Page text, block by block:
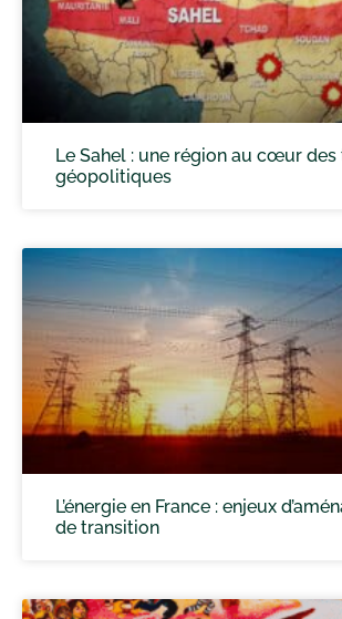
Le Sahel : une région au cœur des
géopolitiques
L’énergie en France : enjeux
de transition